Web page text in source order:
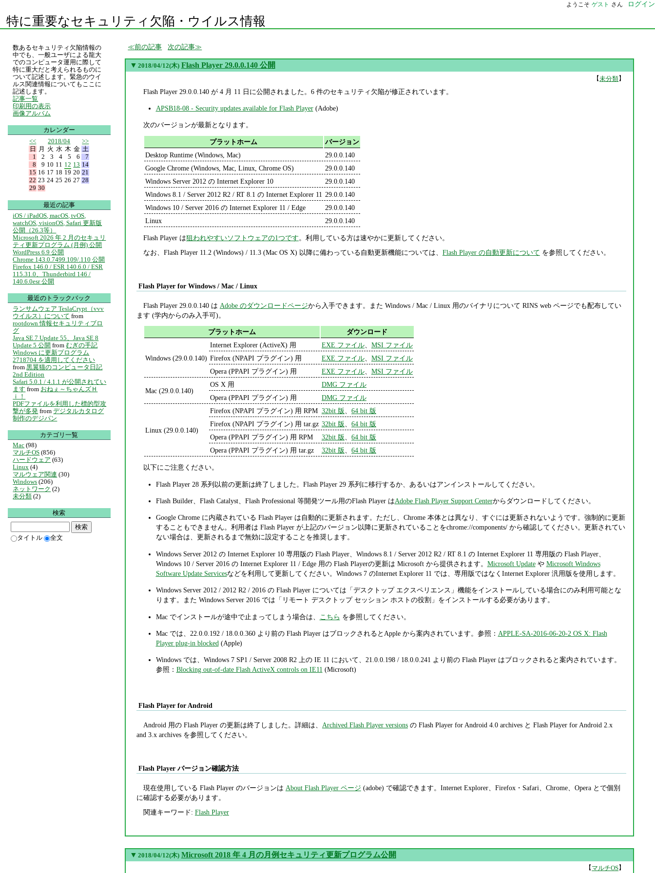
ようこそ ゲスト さん ログイン
特に重要なセキュリティ欠陥・ウイルス情報
前の記事 次の記事
▼ 2018/04/12(木) Flash Player 29.0.0.140 公開
【未分類】
Flash Player 29.0.0.140 が 4 月 11 日に公開されました。6 件のセキュリティ欠陥が修正されています。
APSB18-08 - Security updates available for Flash Player(Adobe)
次のバージョンが最新となります。
プラットホーム
バージョン
Desktop Runtime (Windows, Mac)
29.0.0.140
Google Chrome (Windows, Mac, Linux, Chrome OS)
29.0.0.140
Windows Server 2012 の Internet Explorer 10
29.0.0.140
Windows 8.1 / Server 2012 R2 / RT 8.1 の Internet Explorer 11 29.0.0.140
Windows 10 / Server 2016 の Internet Explorer 11 / Edge
29.0.0.140
Linux
29.0.0.140
Flash Player は狙われやすいソフトウェアの1つです。利用している方は速やかに更新してください。
なお、Flash Player 11.2 (Windows) / 11.3 (Mac OS X) 以降に備わっている自動更新機能については、 Flash Player の自動更新について を参照してください。
Flash Player for Windows / Mac / Linux
Flash Player 29.0.0.140 は Adobe のダウンロードページから入手できます。また Windows / Mac / Linux 用のバイナリについて RINS web ページでも配布してい
ます (学内からのみ入手可)。
プラットホーム ダウンロード
Windows (29.0.0.140)
Internet Explorer (ActiveX) 用 EXE ファイル、 MSI ファイル
Firefox (NPAPI プラグイン) 用
EXE ファイル、 MSI ファイル
Opera (PPAPI プラグイン) 用
EXE ファイル、 MSI ファイル
Mac (29.0.0.140)
OS X 用
DMG ファイル
Opera (PPAPI プラグイン) 用
DMG ファイル
Linux (29.0.0.140)
Firefox (NPAPI プラグイン) 用 RPM 32bit 版
64 bit 版
Firefox (NPAPI プラグイン) 用 tar.gz 32bit 版
64 bit 版
Opera (PPAPI プラグイン) 用 RPM
32bit 版
64 bit 版
Opera (PPAPI プラグイン) 用 tar.gz
32bit 版 64 bit 版
以下にご注意ください。
Flash Player 28 系列以前の更新は終了しました。Flash Player 29 系列に移行するか、あるいはアンインストールしてください。
Flash Builder、Flash Catalyst、Flash Professional 等開発ツール用のFlash Player はAdobe Flash Player Support Centerからダウンロードしてください。
Google Chrome に内蔵されている Flash Player は自動的に更新されます。ただし、Chrome 本体とは異なり、すぐには更新されないようです。強制的に更新
することもできません。利用者は Flash Player が上記のバージョン以降に更新されていることをchrome://components/ から確認してください。更新されてい
ない場合は、更新されるまで無効に設定することを推奨します。
Windows Server 2012 の Internet Explorer 10 専用版の Flash Player、Windows 8.1 / Server 2012 R2 / RT 8.1 の Internet Explorer 11 専用版の Flash Player、
Windows 10 / Server 2016 の Internet Explorer 11 / Edge 用の Flash Playerの更新は Microsoft から提供されます。 Microsoft Updateや Microsoft Windows
Software Update Servicesなどを利用して更新してください。Windows 7 のInternet Explorer 11 では、専用版ではなくInternet Explorer 汎用版を使用します。
Windows Server 2012 / 2012 R2 / 2016 の Flash Player については「デスクトップ エクスペリエンス」機能をインストールしている場合にのみ利用可能とな
ります。また Windows Server 2016 では「リモート デスクトップ セッション ホストの役割」をインストールする必要があります。
Mac でインストールが途中で止まってしまう場合は、 こちら を参照してください。
Mac では、22.0.0.192 / 18.0.0.360 より前の Flash Player はブロックされるとApple から案内されています。参照： APPLE-SA-2016-06-20-2 OS X: Flash
Player plug-in blocked (Apple)
Windows では、Windows 7 SP1 / Server 2008 R2 上の IE 11 において、21.0.0.198 / 18.0.0.241 より前の Flash Player はブロックされると案内されています。
参照： Blocking out-of-date Flash ActiveX controls on IE11 (Microsoft)
Flash Player for Android
Android 用の Flash Player の更新は終了しました。詳細は、 Archived Flash Player versionsの Flash Player for Android 4.0 archives と Flash Player for Android 2.x
and 3.x archives を参照してください。
Flash Player バージョン確認方法
現在使用している Flash Player のバージョンは About Flash Player ページ (adobe) で確認できます。Internet Explorer、Firefox・Safari、Chrome、Opera とで個別
に確認する必要があります。
関連キーワード: Flash Player
▼ 2018/04/12(木) Microsoft 2018 年 4 月の月例セキュリティ更新プログラム公開
【 マルチOS】
数あるセキュリティ欠陥情報の
中でも、一般ユーザによる龍大
でのコンピュータ運用に際して
特に重大だと考えられるものに
ついて記述します。緊急のウイ
ルス関連情報についてもここに
記述します。
記事一覧
印刷用の表示
画像アルバム
カレンダー
<<
2018/04
>>
日
月 火 水 木 金 土
1
2 3 4 5 6
7
8
9 10 11 12 13 14
15 16 17 18 19 20 21
22 23 24 25 26 27 28
29 30
最近の記事
iOS / iPadOS, macOS, tvOS,
watchOS, visionOS, Safari 更新版
公開（26.3等）
Microsoft 2026 年 2 月のセキュリ
ティ更新プログラム (月例) 公開
WordPress 6.9 公開
Chrome 143.0.7499.109/.110 公開
Firefox 146.0 / ESR 140.6.0 / ESR
115.31.0、Thunderbird 146 /
140.6.0esr 公開
最近のトラックバック
ランサムウェア TeslaCrypt（vvv
ウイルス）について from
rootdown 情報セキュリティブロ
グ
Java SE 7 Update 55、Java SE 8
Update 5 公開 from むぎの手記
Windows に更新プログラム
2718704 を適用してください
from 黒翼猫のコンピュータ日記
2nd Edition
Safari 5.0.1 / 4.1.1 が公開されてい
ます from おねぇ～ちゃんズＨ
ｉ！
PDFファイルを利用した標的型攻
撃が多発 from デジタルカタログ
制作のデジパン
カテゴリ一覧
Mac (98)
マルチOS (856)
ハードウェア (63)
Linux (4)
マルウェア関連 (30)
Windows (206)
ネットワーク (2)
未分類 (2)
検索
タイトル 全文